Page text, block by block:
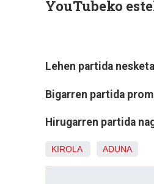
YouTubeko
Lehen partida
Bigarren partida
Hirugarren partida
KIROLA ADUNA